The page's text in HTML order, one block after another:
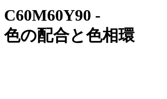
C60M60Y90 -
色の配合と色相環